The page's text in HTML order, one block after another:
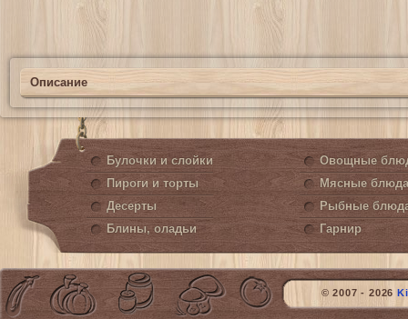
Описание
Булочки и слойки
Пироги и торты
Десерты
Блины, оладьи
Овощные
Мясные блюда
Рыбные
Гарнир
© 2007 - 2026